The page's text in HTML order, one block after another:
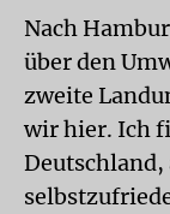
Nach
über den
zweite
wir hier. Ich
Deutschland,